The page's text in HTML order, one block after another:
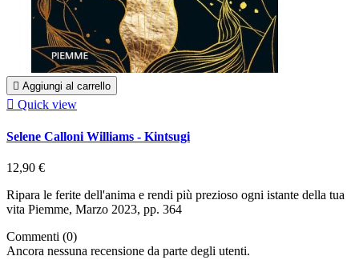
 Aggiungi al carrello
 Quick view
Selene Calloni Williams - Kintsugi
12,90 €
Ripara le ferite dell'anima e rendi più prezioso ogni istante della tua
vita Piemme, Marzo 2023, pp. 364
Commenti (0)
Ancora nessuna recensione da parte degli utenti.